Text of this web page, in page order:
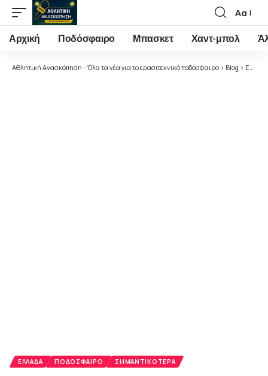
Font
Resizer
Αα
Αρχική Ποδόσφαιρο Μπασκετ Χαντ-μπολ
Αθλητική Ανασκόπηση - Όλα τα νέα για το ερασιτεχνικό ποδόσφαιρο > Blog > Ελλάδα
ΕΛΛΆΔΑ ΠΟΔΌΣΦΑΙΡΟ ΣΗΜΑΝΤΙΚΌΤΕΡΑ